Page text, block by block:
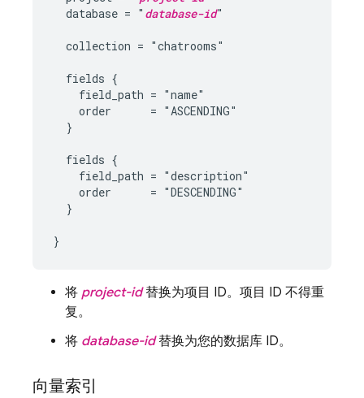
  database = "
database-id"
  collection = "chatrooms"
  fields {
    field_path = "name"
    order      = "ASCENDING"
  }
  fields {
    field_path = "description"
    order      = "DESCENDING"
  }
将 project-id替换为项目 ID。项目 ID 不得重
复。
将 database-id替换为您的数据库 ID。
向量索引